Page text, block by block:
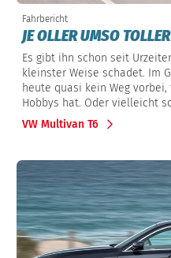
Fahrbericht
JE OLLER UMSO TOLLER
Es gibt ihn schon seit
kleinster Weise schadet. Im
heute quasi kein Weg
Hobbys hat. Oder vielleicht
VW Multivan T6